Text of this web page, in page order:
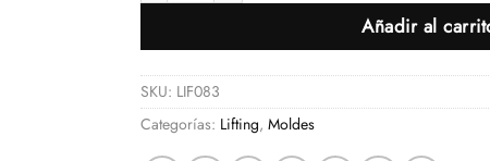
Añadir al
SKU: LIF083
Categorías: Lifting, Moldes